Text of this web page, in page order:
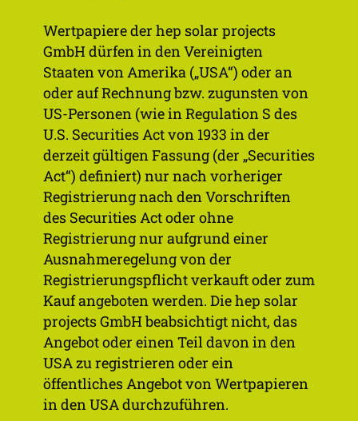
5
Jahre Laufzeit
22. November 2023 bis 22. November 2028
(ausschließlich)
Detaillierte Eckdaten
Emittentin
hep solar projects GmbH
Emittentin
hep solar projects GmbH
Finan­zie­
rungs­in­
stru­ment
Green Bond (klas­si­fi­ziert
gemäß imug/SPO)
Emis­si­ons­
Bis zu 30 Mio. Euro
Wertpapiere der hep solar projects
GmbH dürfen in den Vereinigten
Staaten von Amerika („USA“) oder an
oder auf Rechnung bzw. zugunsten von
US-Personen (wie in Regulation S des
U.S. Securities Act von 1933 in der
derzeit gültigen Fassung (der „Securities
Act“) definiert) nur nach vorheriger
Registrierung nach den Vorschriften
des Securities Act oder ohne
Registrierung nur aufgrund einer
Ausnahmeregelung von der
Registrierungspflicht verkauft oder zum
Kauf angeboten werden. Die hep solar
projects GmbH beabsichtigt nicht, das
Angebot oder einen Teil davon in den
USA zu registrieren oder ein
öffentliches Angebot von Wertpapieren
in den USA durchzuführen.